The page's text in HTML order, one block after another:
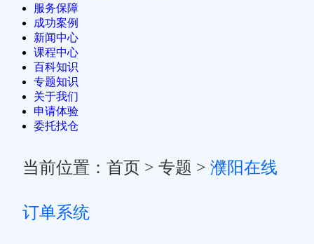
服务保障
成功案例
新闻中心
课程中心
百科知识
专题知识
关于我们
申请体验
委托找仓
当前位置： 首页 > 专题 > 濮阳在线
订单系统